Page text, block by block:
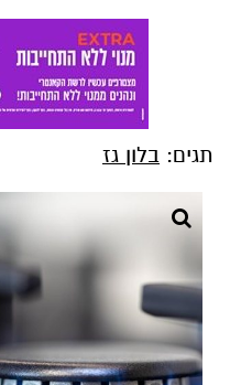
תגים: בלון גז